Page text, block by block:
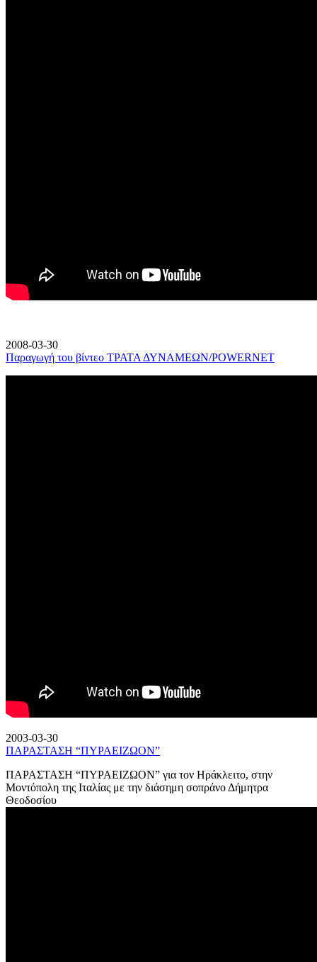
2008-03-30
Παραγωγή του βίντεο ΤΡΑΤΑ ΔΥΝΑΜΕΩΝ/POWERNET
2003-03-30
ΠΑΡΑΣΤΑΣΗ “ΠΥΡΑΕΙΖΩΟΝ”
ΠΑΡΑΣΤΑΣΗ “ΠΥΡΑΕΙΖΩΟΝ” για τον Ηράκλειτο, στην
Μοντόπολη της Ιταλίας με την διάσημη σοπράνο Δήμητρα
Θεοδοσίου